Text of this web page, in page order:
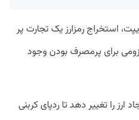
استخراج رمزارز یک تجارت پر
برای پرمصرف بودن وجود
ارز را تغییر دهد تا ردپای کربنی